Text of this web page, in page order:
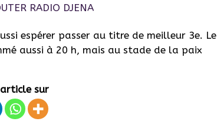
espérer passer au titre de meilleur 3e. Le
aussi à 20 h, mais au stade de la paix
sur